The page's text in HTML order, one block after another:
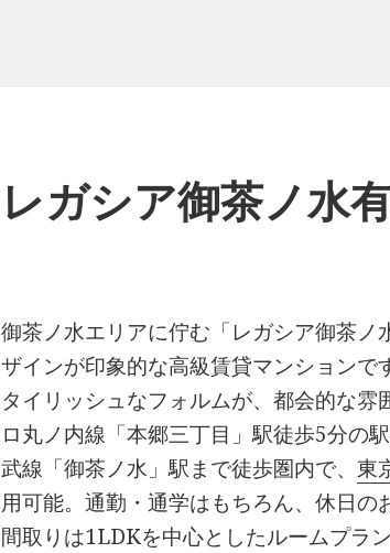
レガシア御茶ノ水
御茶ノ水エリアに佇む「レガシア御茶
ザインが印象的な高級賃貸マンションで
タイリッシュなフォルムが、都会的な雰
ロ丸ノ内線「本郷三丁目」駅徒歩5分の
武線「御茶ノ水」駅まで徒歩圏内で、東
用可能。通勤・通学はもちろん、休日の
間取りは1LDKを中心としたルームプラ